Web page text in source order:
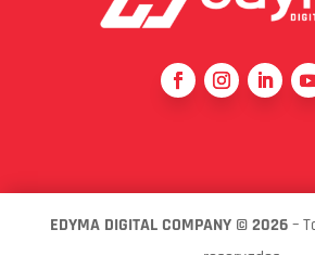
EDYMA DIGITAL COMPANY © 2026–